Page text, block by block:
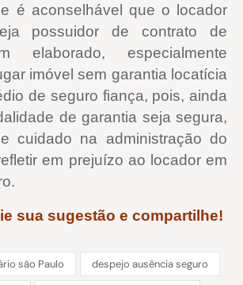
é aconselhável que o locador
possuidor de contrato de
elaborado, especialmente
imóvel sem garantia locatícia
de seguro fiança, pois, ainda
de garantia seja segura,
cuidado na administração do
em prejuízo ao locador em
sua sugestão e compartilhe!
são Paulo despejo ausência seguro